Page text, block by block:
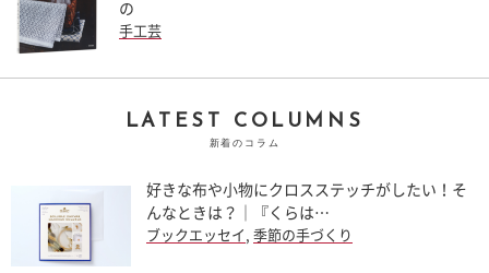
の
手工芸
LATEST COLUMNS
新着のコラム
好きな布や小物にクロスステッチがしたい！そ
んなときは？｜『くらは…
ブックエッセイ 季節の手づくり